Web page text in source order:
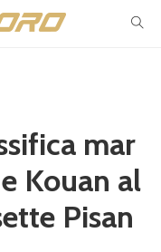
mar
Kouan al
Pisan